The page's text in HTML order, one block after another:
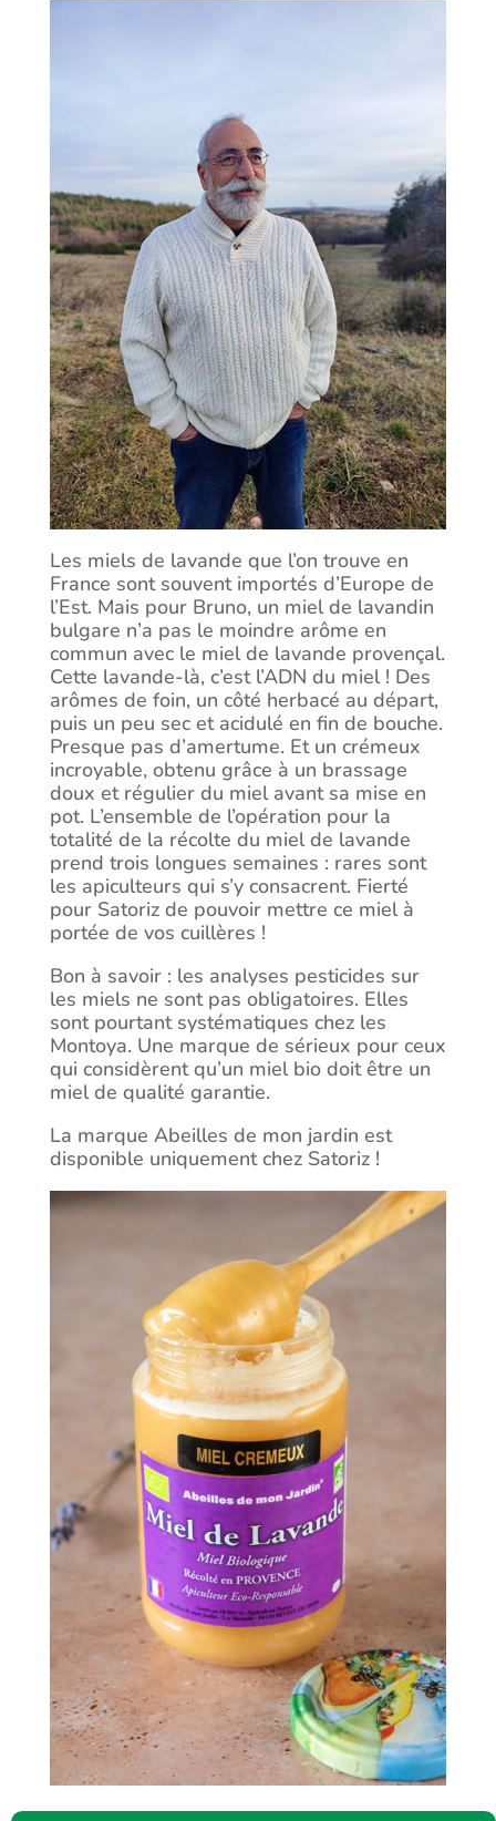
Les miels de lavande que l’on trouve en
France sont souvent importés d’Europe de
l’Est. Mais pour Bruno, un miel de lavandin
bulgare n’a pas le moindre arôme en
commun avec le miel de lavande provençal.
Cette lavande-là, c’est l’ADN du miel ! Des
arômes de foin, un côté herbacé au départ,
puis un peu sec et acidulé en fin de bouche.
Presque pas d’amertume. Et un crémeux
incroyable, obtenu grâce à un brassage
doux et régulier du miel avant sa mise en
pot. L’ensemble de l’opération pour la
totalité de la récolte du miel de lavande
prend trois longues semaines : rares sont
les apiculteurs qui s’y consacrent. Fierté
pour Satoriz de pouvoir mettre ce miel à
portée de vos cuillères !
Bon à savoir : les analyses pesticides sur
les miels ne sont pas obligatoires. Elles
sont pourtant systématiques chez les
Montoya. Une marque de sérieux pour ceux
qui considèrent qu’un miel bio doit être un
miel de qualité garantie.
La marque Abeilles de mon jardin est
disponible uniquement chez Satoriz !